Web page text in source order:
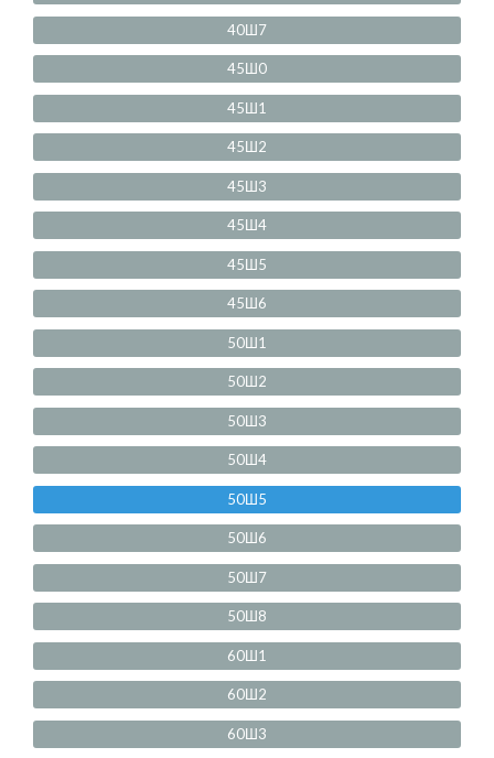
40Ш7
45Ш0
45Ш1
45Ш2
45Ш3
45Ш4
45Ш5
45Ш6
50Ш1
50Ш2
50Ш3
50Ш4
50Ш5
50Ш6
50Ш7
50Ш8
60Ш1
60Ш2
60Ш3